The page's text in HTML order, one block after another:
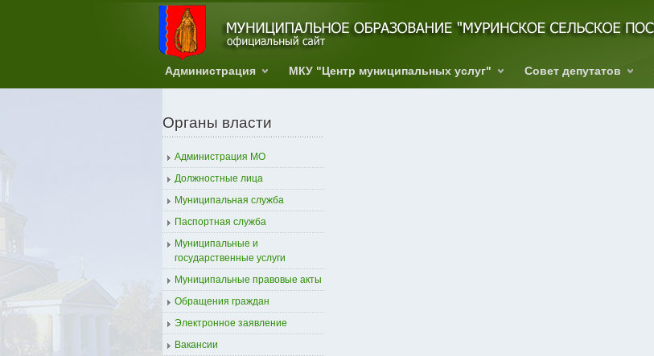
Администрация МКУ "Центр муниципальных услуг" Совет депутатов
Органы власти
Администрация МО
Должностные лица
Муниципальная служба
Паспортная служба
Муниципальные и
государственные услуги
Муниципальные правовые акты
Обращения граждан
Электронное заявление
Вакансии